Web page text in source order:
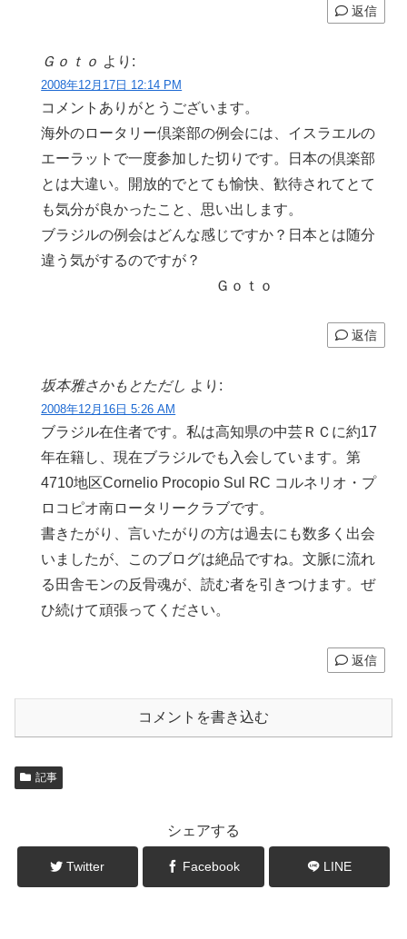
返信
Ｇｏｔｏ より:
2008年12月17日 12:14 PM
コメントありがとうございます。
海外のロータリー倶楽部の例会には、イスラエルの
エーラットで一度参加した切りです。日本の倶楽部
とは大違い。開放的でとても愉快、歓待されてとて
も気分が良かったこと、思い出します。
ブラジルの例会はどんな感じですか？日本とは随分
違う気がするのですが？
Ｇｏｔｏ
返信
坂本雅さかもとただし より:
2008年12月16日 5:26 AM
ブラジル在住者です。私は高知県の中芸ＲＣに約17
年在籍し、現在ブラジルでも入会しています。第
4710地区Cornelio Procopio Sul RC コルネリオ・プ
ロコピオ南ロータリークラブです。
書きたがり、言いたがりの方は過去にも数多く出会
いましたが、このブログは絶品ですね。文脈に流れ
る田舎モンの反骨魂が、読む者を引きつけます。ぜ
ひ続けて頑張ってください。
返信
コメントを書き込む
記事
シェアする
Twitter Facebook LINE